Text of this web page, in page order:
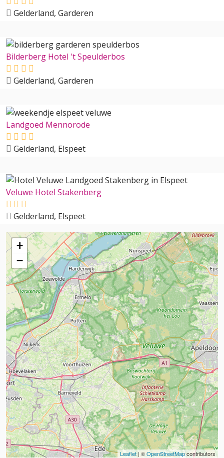
Gelderland, Garderen
Bilderberg Hotel 't Speulderbos
Gelderland, Garderen
Landgoed Mennorode
Gelderland, Elspeet
Veluwe Hotel Stakenberg
Gelderland, Elspeet
+
−
Leaflet | ©OpenStreetMapcontributors